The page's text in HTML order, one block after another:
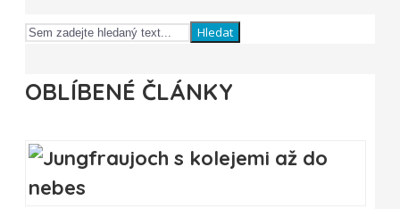
Hledat
OBLÍBENÉ ČLÁNKY